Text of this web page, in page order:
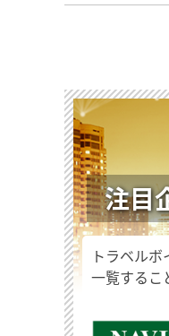
注目
トラベル
一覧するこ